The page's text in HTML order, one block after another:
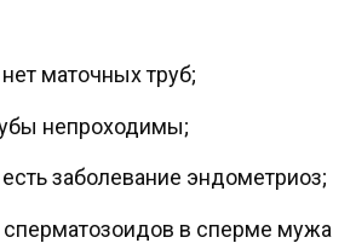
маточных труб;
непроходимы;
заболевание эндометриоз;
сперматозоидов в сперме мужа